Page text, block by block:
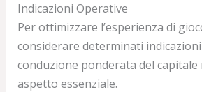
Indicazioni Operative
Per ottimizzare l’esperienza di
considerare determinati
conduzione ponderata del
aspetto essenziale.